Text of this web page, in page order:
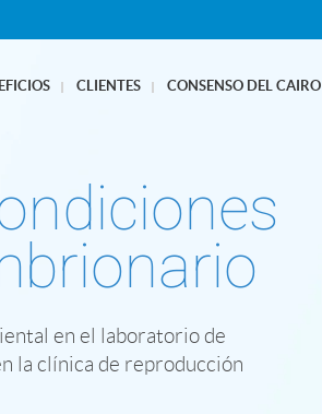
CLIENTES CONSENSO DEL CAIRO
en el laboratorio de
la clínica de reproducción